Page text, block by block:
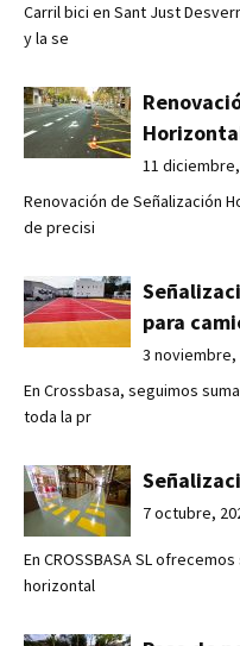
Carril bici en Sant Just
y la se
11
Renovación de Señalización
de precisi
para
3 noviembre,
En Crossbasa, seguimos
toda la pr
7 octubre,
En CROSSBASA SL
horizontal